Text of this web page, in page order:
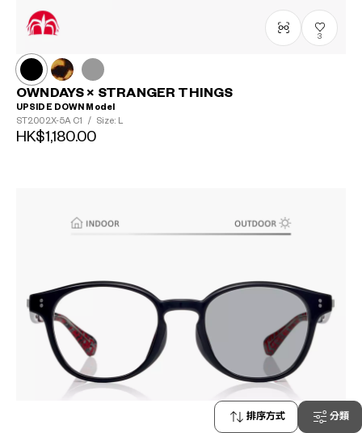
排序方式 分類
3
OWNDAYS × STRANGER THINGS
UPSIDE DOWN Model
ST2002X-5A C1 / Size: L
HK$1,180.00